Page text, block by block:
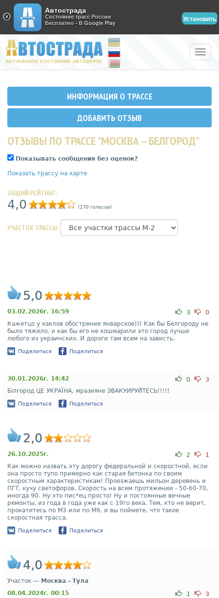
Автострада
Состояние трасс России
Бесплатно - В Google Play
Установить
Toggle
ИНФОРМАЦИЯ О ТРАССЕ
ДОБАВИТЬ ОТЗЫВ
ОТЗЫВЫ ПО ТРАССЕ "МОСКВА – БЕЛГОРОД"
Показывать сообщения без оценок?
Показать трассу на карте
ОБЩИЙ РЕЙТИНГ:
4,0 (170 голосов)
УЧАСТОК ТРАССЫ:
5,0
03.02.2026г. 16:59 3 0
Кажетцо у каклов обострение январское))) Как бы Белгороду не
было тяжело, и как бы его не кошмарили это город лучше
любого из украинских. И дороги там всем на зависть.
Поделиться Поделиться
30.01.2026г. 14:42 0 3
Білгород ЦЕ УКРАЇНА, мразияне ЭВАКУИРУЙТЕСЬ!!!!!
Поделиться Поделиться
2,0
26.10.2025г. 2 1
Как можно назвать эту дорогу федеральной и скоростной, если
она просто тупо примерно как старая бетонка по своим
скоростным характеристикам! Проезжаешь мильон деревень и
ПГТ, кучу светофоров. Скорость на всем протяжении - 50-60-70,
иногда 90. Ну это пис*ец просто! Ну и постоянные вечные
ремонты, из года в года уже как с 19го века. Тем, кто не верит,
прокатитесь по М3 или по М9, и вы поймете, что такое
скоростная трасса.
Поделиться Поделиться
4,0
Участок — Москва - Тула
08.04.2024г. 00:15
1 3